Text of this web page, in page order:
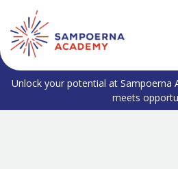
Unlock your potential at Sampoerna
meets